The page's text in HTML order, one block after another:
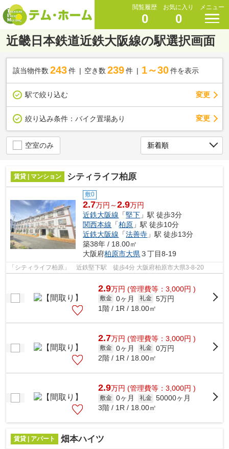
閲覧履歴
0
お気に入り
0
メニュー
近畿日本鉄道近鉄大阪線の駅選択画面
該当物件数 243件 空き数 239 件 1～30 件を表示
駅で絞り込む 変更
絞り込み条件： バイク置場あり 変更
空室のみ
賃貸 | マンション シティライフ柏原
敷0
2.7万円～2.9万円
近鉄大阪線 「堅下 」駅 徒歩3分
関西本線 「柏原 」駅 徒歩10分
近鉄大阪線 「法善寺 」駅 徒歩13分
築38年 / 18.00㎡
大阪府柏原市大県３丁目8-19
「シティライフ柏原」 近鉄堅下駅 徒歩4分 大阪府柏原市大県3-8-20
2.9万円 (管理費等：3,000円 )
敷金 0ヶ月 礼金 5万円
1階 / 1R / 18.00㎡
2.7万円 (管理費等：3,000円 )
敷金 0ヶ月 礼金 0万円
2階 / 1R / 18.00㎡
2.9万円 (管理費等：3,000円 )
敷金 0ヶ月 礼金 50000ヶ月
3階 / 1R / 18.00㎡
賃貸 | アパート 畑本ハイツ